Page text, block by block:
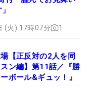
(火) 17時07分 1
【正反対の2人を同
ン編】第11話／『勝
ボール&ギュッ！』